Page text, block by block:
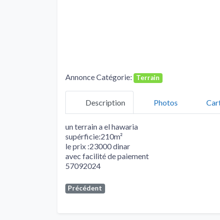
Annonce Catégorie: Terrain
Description Photos
un terrain a el hawaria
supérficie:210m²
le prix :23000 dinar
avec facilité de paiement
57092024
Précédent